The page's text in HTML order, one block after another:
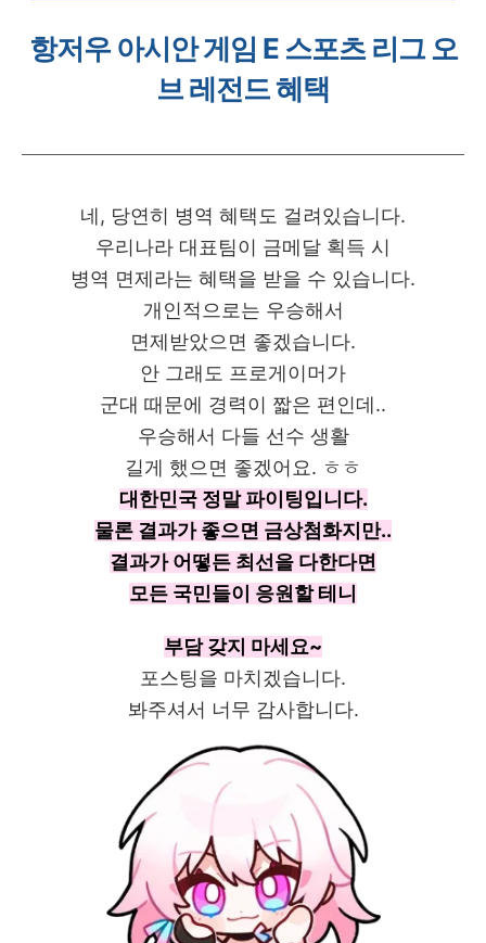
항저우 아시안 게임 E 스포츠 리그 오
브 레전드 혜택
네, 당연히 병역 혜택도 걸려있습니다.
우리나라 대표팀이 금메달 획득 시
병역 면제라는 혜택을 받을 수 있습니다.
개인적으로는 우승해서
면제받았으면 좋겠습니다.
안 그래도 프로게이머가
군대 때문에 경력이 짧은 편인데..
우승해서 다들 선수 생활
길게 했으면 좋겠어요. ㅎㅎ
대한민국 정말 파이팅입니다.
물론 결과가 좋으면 금상첨화지만..
결과가 어떻든 최선을 다한다면
모든 국민들이 응원할 테니
부담 갖지 마세요~
포스팅을 마치겠습니다.
봐주셔서 너무 감사합니다.